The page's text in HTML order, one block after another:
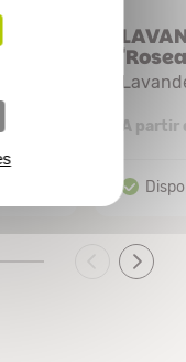
A partir